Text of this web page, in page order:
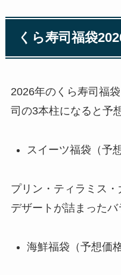
くら寿司福袋
2026年のくら寿司福
司の3本柱になると予
スイーツ福袋（予
プリン・ティラミス
デザートが詰まったバ
海鮮福袋（予想価